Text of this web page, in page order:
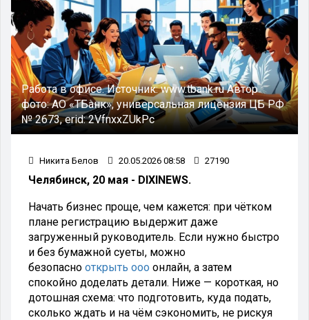
Работа в офисе.Источник:www.tbank.ruАвтор
фото:АО «ТБанк», универсальная лицензия ЦБ РФ
№ 2673, erid: 2VfnxxZUkPc
Никита Белов 20.05.2026 08:58 27190
Челябинск, 20 мая - DIXINEWS.
Начать бизнес проще, чем кажется: при чётком
плане регистрацию выдержит даже
загруженный руководитель. Если нужно быстро
и без бумажной суеты, можно
безопасно открыть ооо онлайн, а затем
спокойно доделать детали. Ниже — короткая, но
дотошная схема: что подготовить, куда подать,
сколько ждать и на чём сэкономить, не рискуя